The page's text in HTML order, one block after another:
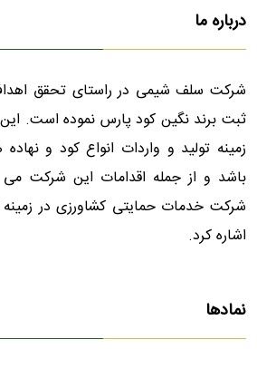
درباره ما
شرکت سلف شیمی در راستای تحقق
زمینه تولید و واردات انواع کود و
باشد و از جمله اقدامات این شرکت می
شرکت خدمات حمایتی کشاورزی در زمینه
اشاره کرد.
نمادها